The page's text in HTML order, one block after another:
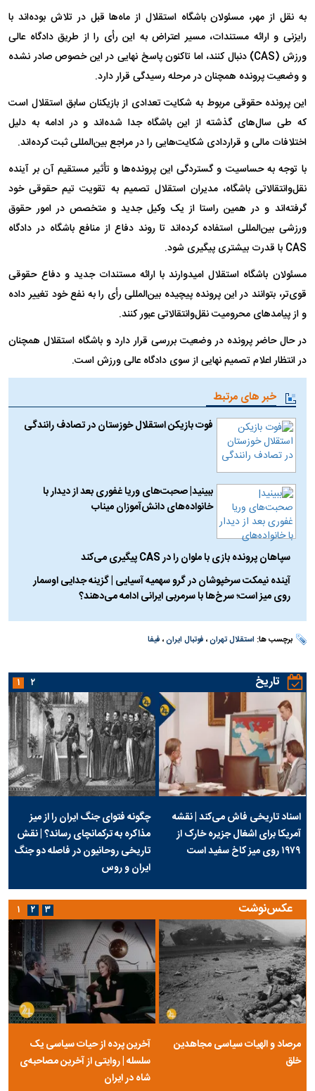
به نقل از مهر، مسئولان باشگاه استقلال از ماه‌ها قبل در تلاش بوده‌اند با
رایزنی و ارائه مستندات، مسیر اعتراض به این رأی را از طریق دادگاه عالی
ورزش (CAS) دنبال کنند، اما تاکنون پاسخ نهایی در این خصوص صادر نشده
و وضعیت پرونده همچنان در مرحله رسیدگی قرار دارد.
این پرونده حقوقی مربوط به شکایت تعدادی از بازیکنان سابق استقلال است
که طی سال‌های گذشته از این باشگاه جدا شده‌اند و در ادامه به دلیل
اختلافات مالی و قراردادی شکایت‌هایی را در مراجع بین‌المللی ثبت کرده‌اند.
با توجه به حساسیت و گستردگی این پرونده‌ها و تأثیر مستقیم آن بر آینده
نقل‌وانتقالاتی باشگاه، مدیران استقلال تصمیم به تقویت تیم حقوقی خود
گرفته‌اند و در همین راستا از یک وکیل جدید و متخصص در امور حقوق
ورزشی بین‌المللی استفاده کرده‌اند تا روند دفاع از منافع باشگاه در دادگاه
CAS با قدرت بیشتری پیگیری شود.
مسئولان باشگاه استقلال امیدوارند با ارائه مستندات جدید و دفاع حقوقی
قوی‌تر، بتوانند در این پرونده پیچیده بین‌المللی رأی را به نفع خود تغییر داده
و از پیامد‌های محرومیت نقل‌وانتقالاتی عبور کنند.
در حال حاضر پرونده در وضعیت بررسی قرار دارد و باشگاه استقلال همچنان
در انتظار اعلام تصمیم نهایی از سوی دادگاه عالی ورزش است.
خبر های مرتبط
فوت بازیکن استقلال خوزستان در تصادف رانندگی
ببینید| صحبت‌های وریا غفوری بعد از دیدار با
خانواده‌های دانش‌آموزان میناب
سپاهان پرونده بازی با ملوان را در CAS پیگیری می‌کند
آینده نیمکت سرخپوشان در گرو سهمیه آسیایی | گزینه جدایی اوسمار
روی میز است؛ سرخ‌ها با سرمربی ایرانی ادامه می‌دهند؟
برچسب ها: استقلال تهران، فوتبال ایران، فیفا
تاریخ
اسناد تاریخی فاش می‌کند | نقشه
آمریکا برای اشغال جزیره خارک از
۱۹۷۹ روی میز کاخ سفید است
چگونه فتوای جنگ ایران را از میز
مذاکره به ترکمانچای رساند؟ | نقش
تاریخی روحانیون در فاصله دو جنگ
ایران و روس
۱ ۲
عکس‌نوشت
مرصاد و الهیات سیاسی مجاهدین
خلق
آخرین پرده از حیات سیاسی یک
سلسله | روایتی از آخرین مصاحبه‌ی
شاه در ایران
۱ ۲ ۳